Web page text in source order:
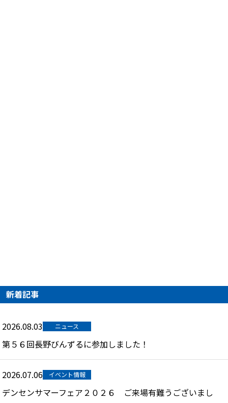
新着記事
2026.08.03 ニュース
第５６回長野びんずるに参加しました！
2026.07.06 イベント情報
デンセンサマーフェア２０２６ ご来場有難うございまし